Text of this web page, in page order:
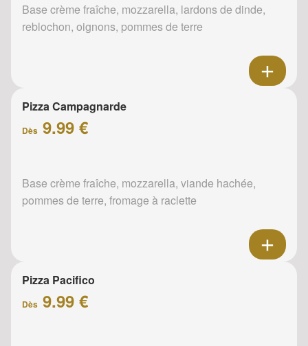
Base crème fraîche, mozzarella, lardons de dinde,
reblochon, oignons, pommes de terre
Pizza Campagnarde
Dès 9.99 €
Base crème fraîche, mozzarella, viande hachée,
pommes de terre, fromage à raclette
Pizza Pacifico
Dès 9.99 €